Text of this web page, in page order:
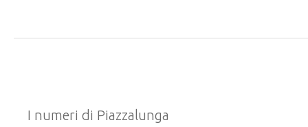
I numeri di Piazzalunga